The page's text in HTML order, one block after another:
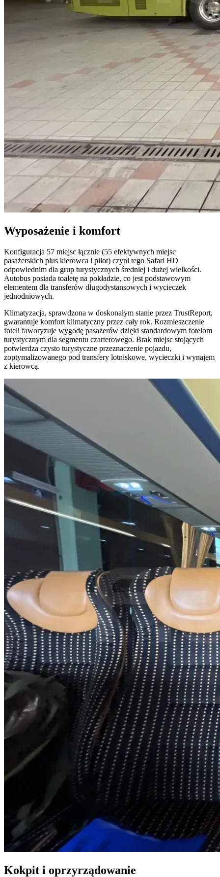
Wyposażenie i komfort
Konfiguracja 57 miejsc łącznie (55 efektywnych miejsc
pasażerskich plus kierowca i pilot) czyni tego Safari HD
odpowiednim dla grup turystycznych średniej i dużej wielkości.
Autobus posiada toaletę na pokładzie, co jest podstawowym
elementem dla transferów długodystansowych i wycieczek
jednodniowych.
Klimatyzacja, sprawdzona w doskonałym stanie przez TrustReport,
gwarantuje komfort klimatyczny przez cały rok. Rozmieszczenie
foteli faworyzuje wygodę pasażerów dzięki standardowym fotelom
turystycznym dla segmentu czarterowego. Brak miejsc stojących
potwierdza czysto turystyczne przeznaczenie pojazdu,
zoptymalizowanego pod transfery lotniskowe, wycieczki i wynajem
z kierowcą.
Kokpit i oprzyrządowanie